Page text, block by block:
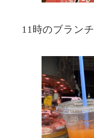
11時のブランチ